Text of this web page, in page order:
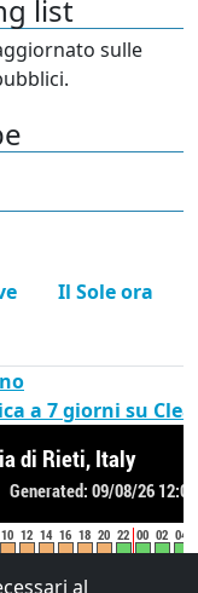
list
sulle
Il Sole ora
a 7 giorni su
al